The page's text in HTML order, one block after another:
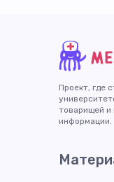
Проект, где
товарищей и
информации.